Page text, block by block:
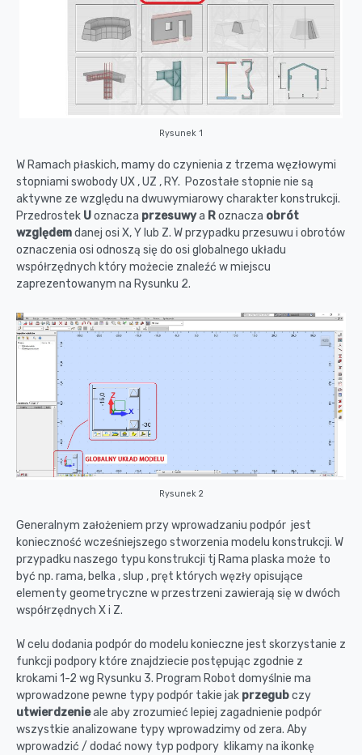
Rysunek 1
W Ramach płaskich, mamy do czynienia z trzema węzłowymi
stopniami swobody UX , UZ , RY. Pozostałe stopnie nie są
aktywne ze względu na dwuwymiarowy charakter konstrukcji.
Przedrostek Uoznacza przesuwya Roznacza obrót
względemdanej osi X, Y lub Z. W przypadku przesuwu i obrotów
oznaczenia osi odnoszą się do osi globalnego układu
współrzędnych który możecie znaleźć w miejscu
zaprezentowanym na Rysunku 2.
Rysunek 2
Generalnym założeniem przy wprowadzaniu podpór jest
konieczność wcześniejszego stworzenia modelu konstrukcji. W
przypadku naszego typu konstrukcji tj Rama plaska może to
być np. rama, belka , slup , pręt których węzły opisujące
elementy geometryczne w przestrzeni zawierają się w dwóch
współrzędnych X i Z.
W celu dodania podpór do modelu konieczne jest skorzystanie z
funkcji podpory które znajdziecie postępując zgodnie z
krokami 1-2 wg Rysunku 3. Program Robot domyślnie ma
wprowadzone pewne typy podpór takie jak przegubczy
utwierdzenieale aby zrozumieć lepiej zagadnienie podpór
wszystkie analizowane typy wprowadzimy od zera. Aby
wprowadzić / dodać nowy typ podpory klikamy na ikonkę